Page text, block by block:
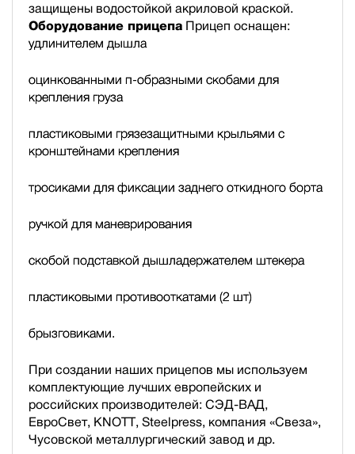
защищены водостойкой акриловой краской.
Оборудование прицепа Прицеп оснащен:
удлинителем дышла
оцинкованными п-образными скобами для
крепления груза
пластиковыми грязезащитными крыльями с
кронштейнами крепления
тросиками для фиксации заднего откидного борта
ручкой для маневрирования
скобой подставкой дышладержателем штекера
пластиковыми противооткатами (2 шт)
брызговиками.
При создании наших прицепов мы используем
комплектующие лучших европейских и
российских производителей: СЭД-ВАД,
ЕвроСвет, KNOTT, Steelpress, компания «Свеза»,
Чусовской металлургический завод и др.